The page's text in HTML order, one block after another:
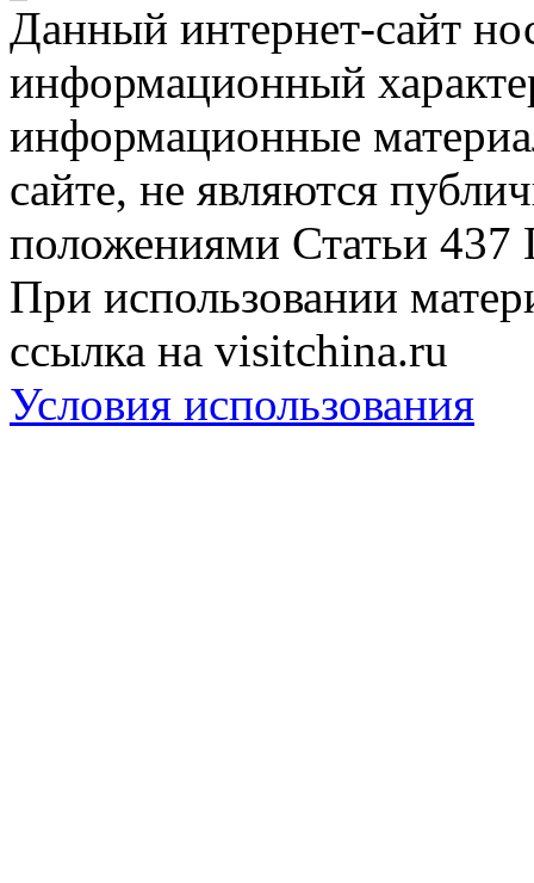
Данный интернет-сайт
информационный
информационные
сайте, не являются
положениями Статьи 437
При использовании
ссылка на visitchina.ru
Условия использования